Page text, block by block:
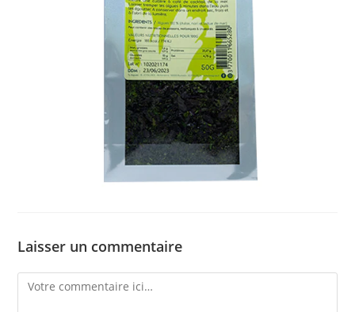
Laisser un commentaire